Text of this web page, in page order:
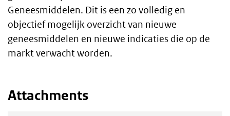
Geneesmiddelen. Dit is een zo volledig en
objectief mogelijk overzicht van nieuwe
geneesmiddelen en nieuwe indicaties die op de
markt verwacht worden.
Attachments